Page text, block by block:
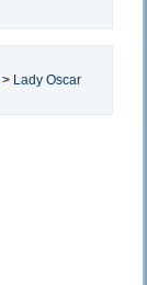
> Lady Oscar